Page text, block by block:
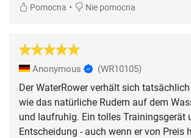
Pomocna • Nie pomocna
Anonymous (WR10105)
Der WaterRower verhält sich
wie das natürliche Rudern auf dem
und laufruhig. Ein tolles Trainingsgerät
Entscheidung - auch wenn er von Preis